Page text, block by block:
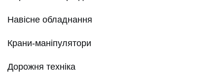
Навісне обладнання
Крани-маніпулятори
Дорожня техніка